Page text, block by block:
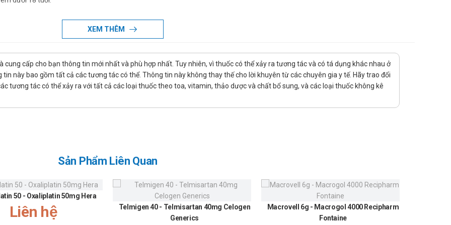
bạn bị ung thư phổi không phải tế bào.
bị ung thư biểu mô tuyến tụy di căn .
sĩ của có thể điều chỉnh liều dần dần, cho mỗi liều 50 mg.
nhân mắc bệnh thận do tăng nguy cơ tác dụng phụ nghiêm trọng.
hết sức thận trọng ở những bệnh nhân mắc các bệnh về đường tiêu hóa do tăng nguy cơ thủng đường tiêu hóa.
ở những bệnh nhân mắc các bệnh về mắt như viêm giác mạc nguyên phát, viêm giác mạc loét, viêm kết mạc, vv do sự gia
XEM THÊM
cung cấp cho bạn thông tin mới nhất và phù hợp nhất. Tuy nhiên, vì thuốc có thể xảy ra tương tác và có tá dụng khác nhau ở
này bao gồm tất cả các tương tác có thể. Thông tin này không thay thế cho lời khuyên từ các chuyên gia y tế. Hãy trao đổi
tương tác có thể xảy ra với tất cả các loại thuốc theo toa, vitamin, thảo dược và chất bổ sung, và các loại thuốc không kê
Sản Phẩm Liên Quan
50 - Oxaliplatin 50mg Hera
Liên hệ
Telmigen 40 - Telmisartan 40mg Celogen
Generics
Macrovell 6g - Macrogol 4000 Recipharm
Fontaine